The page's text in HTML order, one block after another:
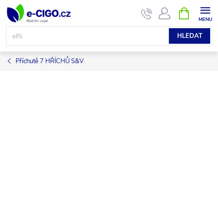
Přejít
obsah
HLEDAT
NÁKUPNÍ
KOŠÍK
Příchutě 7 HŘÍCHŮ S&V